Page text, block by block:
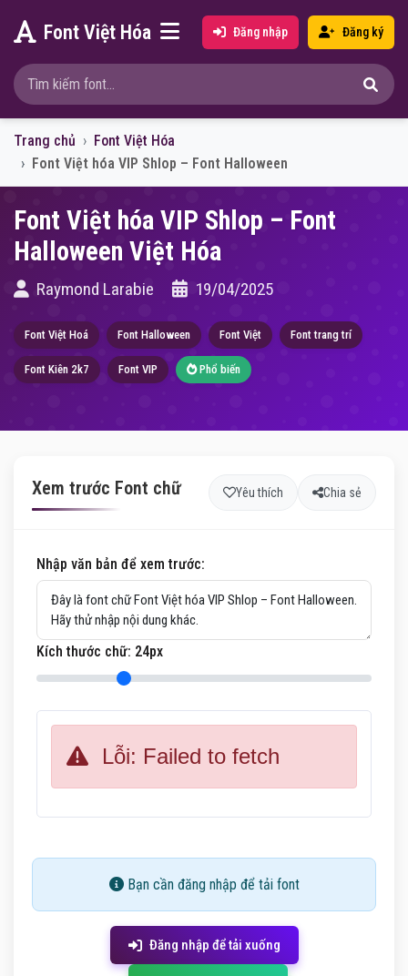
Font Việt Hóa Đăng nhập Đăng ký
Trang chủ
Font Việt Hóa
Font Việt hóa VIP Shlop – Font Halloween
Font Việt hóa VIP Shlop – Font
Halloween Việt Hóa
Raymond Larabie 19/04/2025
Font Việt Hoá Font Halloween Font Việt Font trang trí
Font Kiên 2k7 Font VIP Phổ biến
Xem trước Font chữ Yêu thích Chia sẻ
Nhập văn bản để xem trước:
Kích thước chữ: 24px
Lỗi: Failed to fetch
Bạn cần đăng nhập để tải font
Đăng nhập để tải xuống